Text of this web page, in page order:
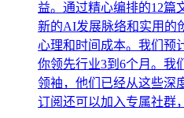
益。通过精心编排的12篇
新的AI发展脉络和实用的
心理和时间成本。我们预
你领先行业3到6个月。我
领袖，他们已经从这些深
订阅还可以加入专属社群